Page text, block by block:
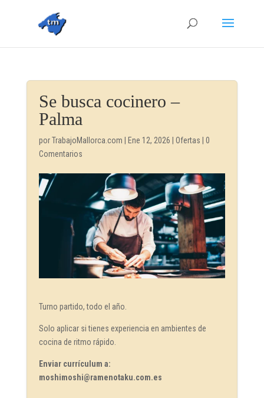
Se busca cocinero –
Palma
porTrabajoMallorca.com Ene 12, 2026 Ofertas
0
Comentarios
Turno partido, todo el año.
Solo aplicar si tienes experiencia en ambientes de
cocina de ritmo rápido.
Enviar currículum a:
moshimoshi@ramenotaku.com.es